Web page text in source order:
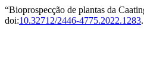
“Bioprospecção de plantas da
doi:10.32712/2446-4775.2022.1283.